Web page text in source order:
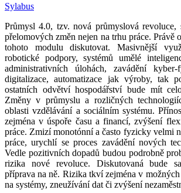
Sylabus
Průmysl 4.0, tzv. nová průmyslová revoluce,
přelomových změn nejen na trhu práce. Právě
tohoto modulu diskutovat. Masivnější
robotické podpory, systémů umělé
administrativních úlohách, zavádění kyber-
digitalizace, automatizace jak výroby, tak
ostatních odvětví hospodářství bude mít
Změny v průmyslu a rozličných
oblasti vzdělávání a sociálním systému.
zejména v úspoře času a financí, zvýšení
práce. Zmizí monotónní a často fyzicky velmi
práce, urychlí se proces zavádění nových
Vedle pozitivních dopadů budou podrobně
rizika nové revoluce. Diskutovaná bude
příprava na ně. Rizika tkví zejména v
na systémy, zneužívání dat či zvýšení